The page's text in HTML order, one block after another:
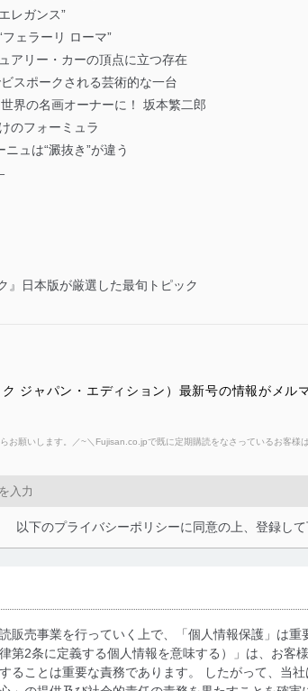
レガンス”
ェラーリ ローマ”
アリー・カーの頂点に立つ存在
スポークされる芸術的な一台
の名画オーナーに！ 坂本繁二郎
のフォーミュラ
ュは“澱抜き”が違う
日本版が厳選した最旬トピック
ジャパン・エディション）最新号の情報がメル
願いします。／~＼Fujisan.co.jpで既に定期購読をなさっているお客様
以下のプライバシーポリシーに同意の上、登録して
販売事業を行っていく上で、「個人情報保護」は
第2条に定義する個人情報を意味する）」は、お客
ることは重要な責務であります。 したがって、当